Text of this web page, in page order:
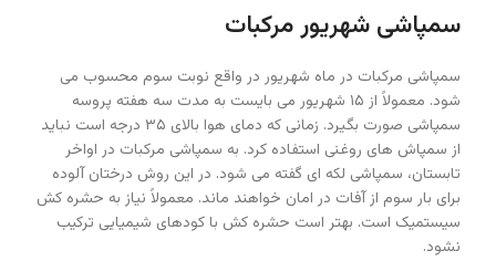
سمپاشی شهریور مرکبات
سمپاشی مرکبات در ماه شهریور در واقع نوبت سوم محسوب می
شود. معمولاً از ۱۵ شهریور می بایست به مدت سه هفته پروسه
سمپاشی صورت بگیرد. زمانی که دمای هوا بالای ۳۵ درجه است نباید
از سمپاش های روغنی استفاده کرد. به سمپاشی مرکبات در اواخر
تابستان، سمپاشی لکه ای گفته می شود. در این روش درختان آلوده
برای بار سوم از آفات در امان خواهند ماند. معمولاً نیاز به حشره کش
سیستمیک است. بهتر است حشره کش با کودهای شیمیایی ترکیب
نشود.